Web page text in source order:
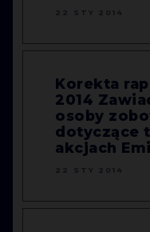
Korekta
2014
osoby
dotyczące
akcjach